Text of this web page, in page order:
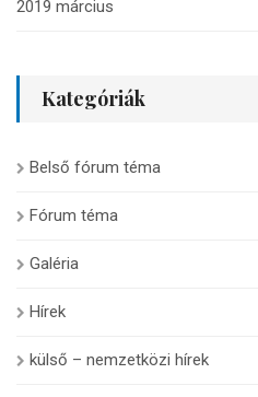
2019 március
Kategóriák
Belső fórum téma
Fórum téma
Galéria
Hírek
külső – nemzetközi hírek